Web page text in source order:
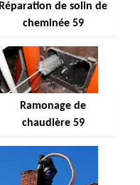
Réparation de solin de
cheminée 59
Ramonage de
chaudière 59